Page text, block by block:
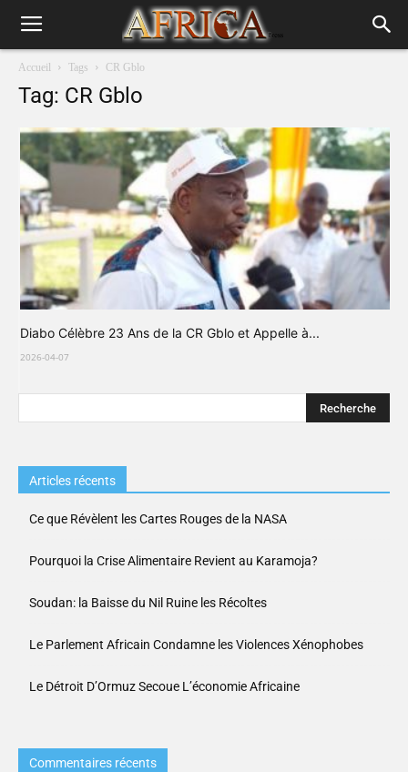
Accueil Tags CR Gblo
Tag: CR Gblo
Diabo Célèbre 23 Ans de la CR Gblo et Appelle à...
2026-04-07
Articles récents
Ce que Révèlent les Cartes Rouges de la NASA
Pourquoi la Crise Alimentaire Revient au Karamoja?
Soudan: la Baisse du Nil Ruine les Récoltes
Le Parlement Africain Condamne les Violences Xénophobes
Le Détroit D’Ormuz Secoue L’économie Africaine
Commentaires récents